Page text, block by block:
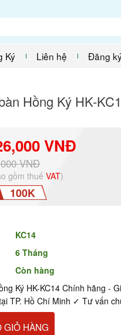
Ký Liên hệ Đăng
Hồng Ký HK-
VNĐ
VNĐ
gồm thuế VAT)
100K
KC14
6 Tháng
Còn hàng
Ký HK-KC14 Chính hãng -
TP. Hồ Chí Minh ✓ Tư vấn
GIỎ HÀNG